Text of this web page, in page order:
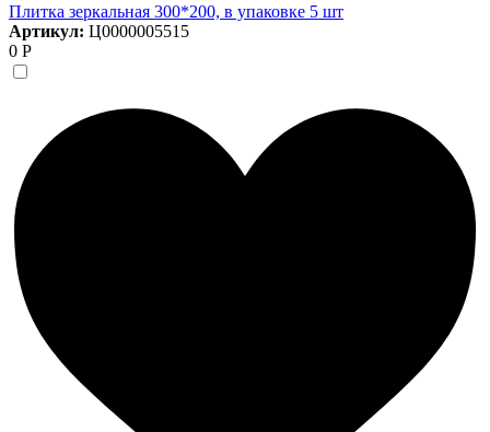
Плитка зеркальная 300*200, в упаковке 5 шт
Артикул: Ц0000005515
0 Р